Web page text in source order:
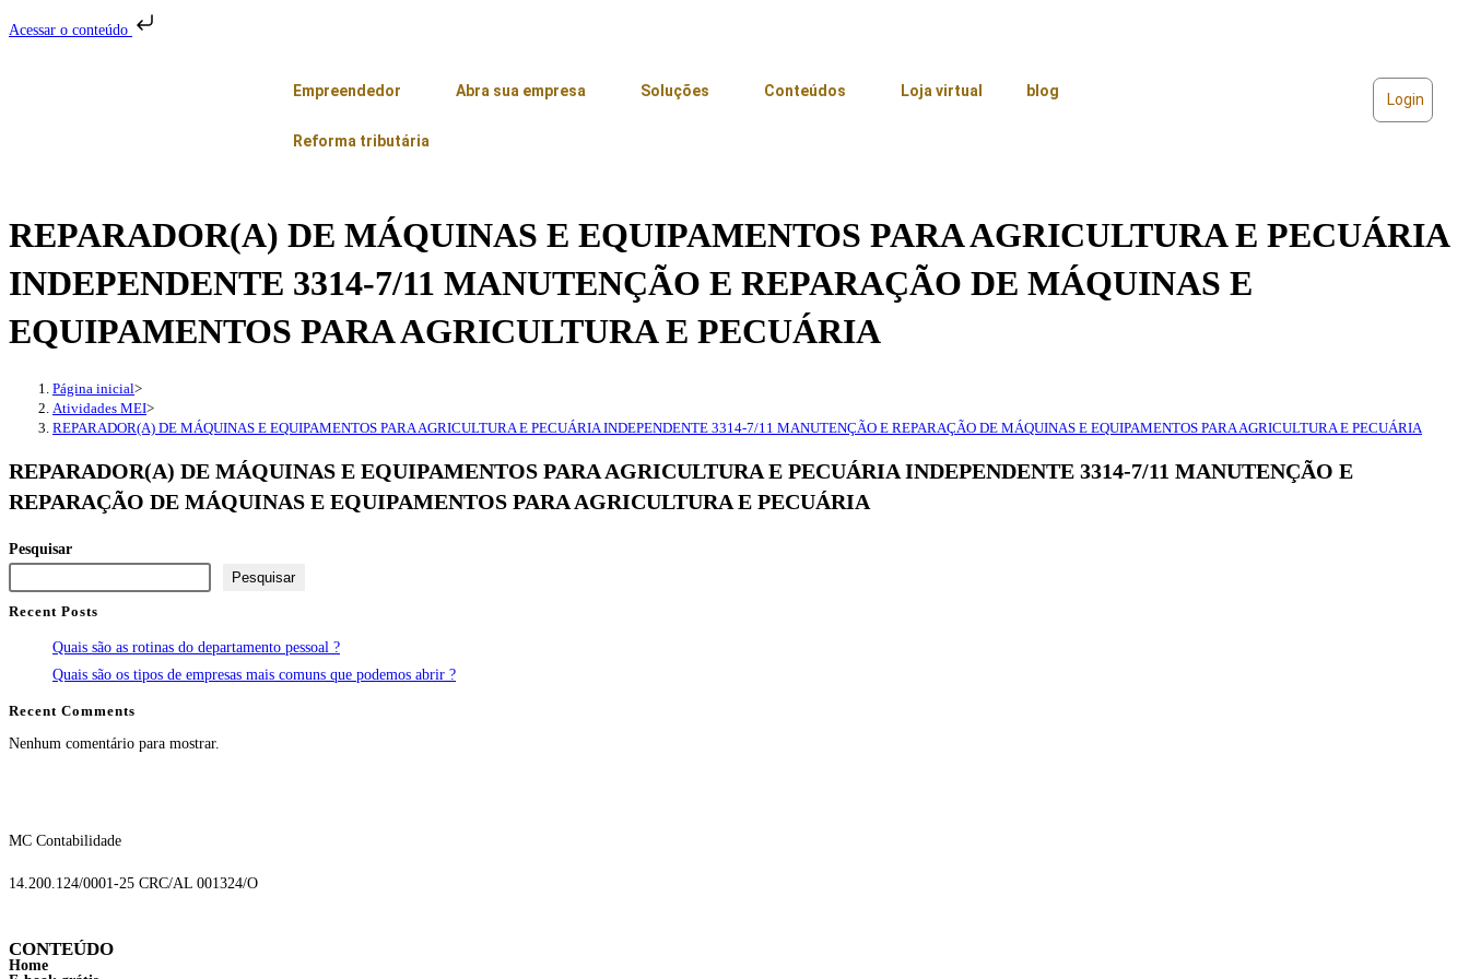
Acessar o conteúdo
Empreendedor Abra sua empresa Soluções Conteúdos Loja virtual blog
Reforma tributária
Login
REPARADOR(A) DE MÁQUINAS E EQUIPAMENTOS PARA AGRICULTURA E PECUÁRIA
INDEPENDENTE 3314-7/11 MANUTENÇÃO E REPARAÇÃO DE MÁQUINAS E
EQUIPAMENTOS PARA AGRICULTURA E PECUÁRIA
Página inicial>
Atividades MEI>
REPARADOR(A) DE MÁQUINAS E EQUIPAMENTOS PARA AGRICULTURA E PECUÁRIA INDEPENDENTE 3314-7/11 MANUTENÇÃO E REPARAÇÃO DE MÁQUINAS E EQUIPAMENTOS PARA AGRICULTURA E PECUÁRIA
REPARADOR(A) DE MÁQUINAS E EQUIPAMENTOS PARA AGRICULTURA E PECUÁRIA INDEPENDENTE 3314-7/11 MANUTENÇÃO E
REPARAÇÃO DE MÁQUINAS E EQUIPAMENTOS PARA AGRICULTURA E PECUÁRIA
Pesquisar
Pesquisar
Recent Posts
Quais são as rotinas do departamento pessoal ?
Quais são os tipos de empresas mais comuns que podemos abrir ?
Recent Comments
Nenhum comentário para mostrar.
MC Contabilidade
14.200.124/0001-25 CRC/AL 001324/O
CONTEÚDO
Home